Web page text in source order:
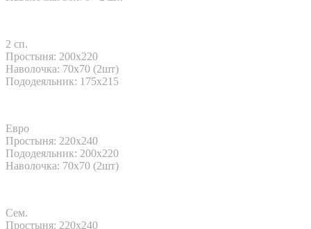
2 сп.
Простыня: 200x220
Наволочка: 70х70 (2шт)
Пододеяльник: 175x215
Евро
Простыня: 220x240
Пододеяльник: 200x220
Наволочка: 70х70 (2шт)
Сем.
Простыня: 220x240